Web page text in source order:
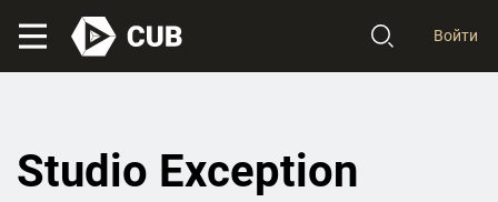
Войти
Studio Exception